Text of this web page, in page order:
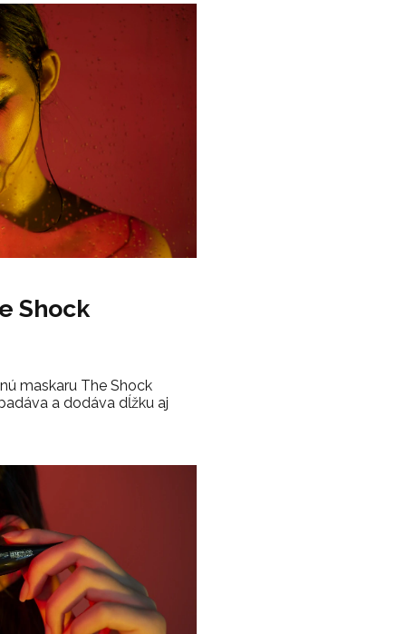
Shock
maskaru The Shock
a dodáva dĺžku aj